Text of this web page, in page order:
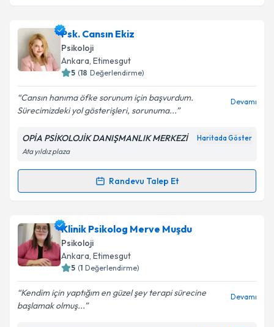
Psk. Cansın Ekiz
Psikoloji
Ankara, Etimesgut
5 (18 Değerlendirme)
Cansın hanıma öfke sorunum için başvurdum.
Sürecimizdeki yol gösterişleri, sorunuma...
Devamı
OPİA PSİKOLOJİK DANIŞMANLIK MERKEZİ Haritada Göster
Ata yıldız plaza
Randevu Talep Et
Randevu Takvimi Talebi
Psk. Cansın Ekiziçin randevu takvimi talebi oluşturun.
Size bu uzmandan randevu almanız için bir takvim
hazırlandığında e-posta ile bilgilendireceğiz.
Klinik Psikolog Merve Muşdu
Psikoloji
Ankara, Etimesgut
5 (1 Değerlendirme)
Kendim için yaptığım en güzel şey terapi sürecine
başlamak olmuş...
Devamı